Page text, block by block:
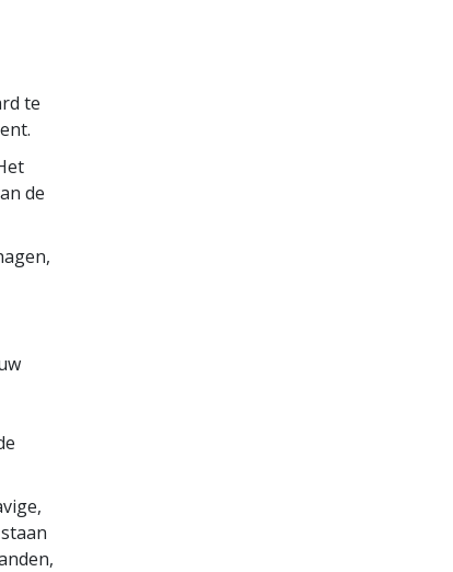
te
de